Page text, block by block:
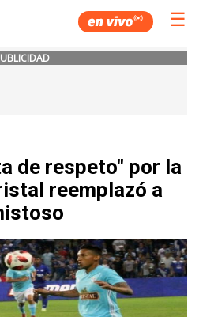
☰
de respeto" por la
reemplazó a